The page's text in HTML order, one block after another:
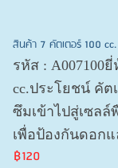
สินค้า 7 คัตเตอร์ 100 cc.
รหัส : A007100
cc.ประโยชน์ คัต
ซึมเข้าไปสู่เซล
เพื่อป้องกันดอกแ
฿120